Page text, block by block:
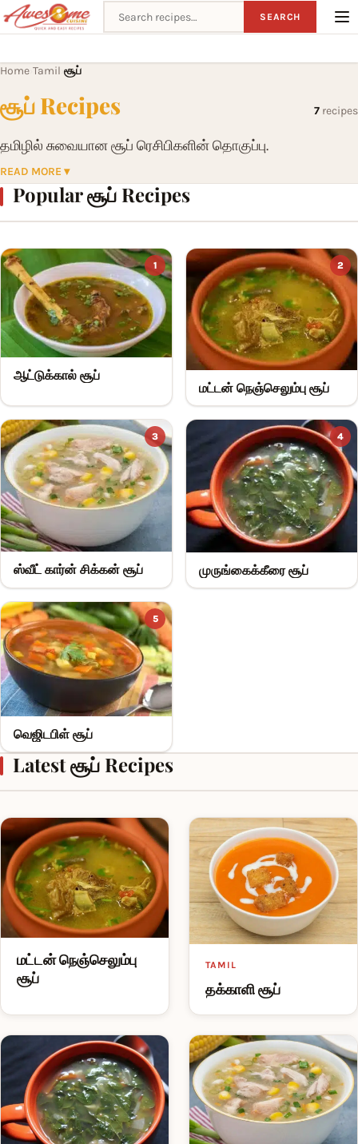
Search recipes SEARCH
Home Tamil சூப்
சூப் Recipes 7 recipes
தமிழில் சுவையான சூப் ரெசிபிகளின் தொகுப்பு.
READ MORE ▾
Popular சூப் Recipes
1
ஆட்டுக்கால் சூப்
2
மட்டன் நெஞ்செலும்பு சூப்
3
ஸ்வீட் கார்ன் சிக்கன் சூப்
4
முருங்கைக்கீரை சூப்
5
வெஜிடபிள் சூப்
Latest சூப் Recipes
மட்டன் நெஞ்செலும்பு
சூப்
TAMIL
தக்காளி சூப்